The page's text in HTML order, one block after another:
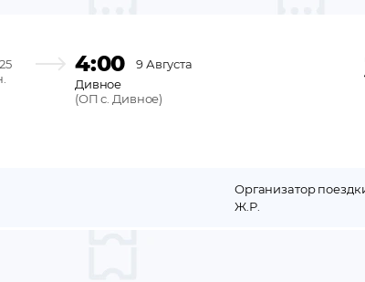
4:00
9 Августа
Дивное
(ОП с. Дивное)
Организатор
Ж.Р.